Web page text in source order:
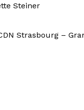
Steiner
Strasbourg –